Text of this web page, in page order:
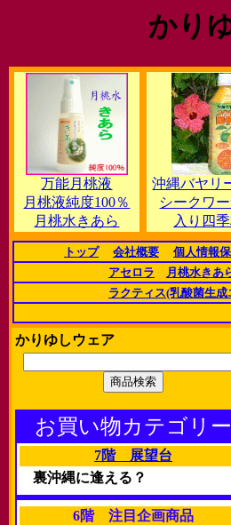
かり
万能月桃液
月桃液純度100％
月桃水きあら
沖縄バヤリ
シークワ
入り四
トップ 会社概要 個人情報
アセロラ
月桃水きあ
ラクティス(乳酸菌生成
かりゆしウェア
お買い物カテゴリー
7階 展望台
裏沖縄に逢える？
6階 注目企画商品